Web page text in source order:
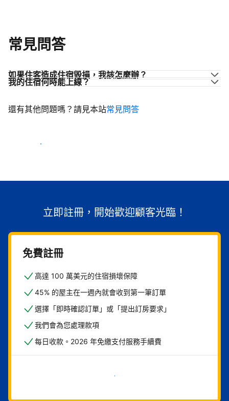
常見問答
如果住客造成住宿毀損，我該怎麼辦？
我的住宿何時能上線？
還有其他問題嗎？請見本站常見問答
開始迎接住客
立即註冊，開始歡迎顧客光臨！
免費註冊
高達 100 萬美元的住宿損壞保障
45% 的屋主在一週內就會收到第一筆訂單
選擇「即時確認訂單」或「提出訂房要求」
我們會為您處理款項
每日收款。2026 年免繳支付服務手續費
現在就開始